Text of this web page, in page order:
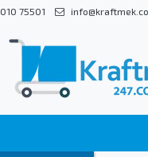
010 75501